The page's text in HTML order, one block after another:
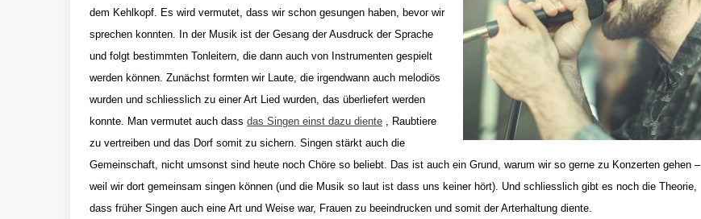
dem Kehlkopf. Es wird vermutet, dass wir schon gesungen haben, bevor wir
sprechen konnten. In der Musik ist der Gesang der Ausdruck der Sprache
und folgt bestimmten Tonleitern, die dann auch von Instrumenten gespielt
werden können. Zunächst formten wir Laute, die irgendwann auch melodiös
wurden und schliesslich zu einer Art Lied wurden, das überliefert werden
konnte. Man vermutet auch dass das Singen einst dazu diente , Raubtiere
zu vertreiben und das Dorf somit zu sichern. Singen stärkt auch die
Gemeinschaft, nicht umsonst sind heute noch Chöre so beliebt. Das ist auch ein Grund, warum wir so gerne zu Konzerten gehen –
weil wir dort gemeinsam singen können (und die Musik so laut ist dass uns keiner hört). Und schliesslich gibt es noch die Theorie,
dass früher Singen auch eine Art und Weise war, Frauen zu beeindrucken und somit der Arterhaltung diente.